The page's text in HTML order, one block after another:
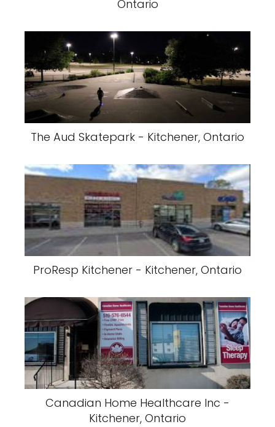
Ontario
The Aud Skatepark - Kitchener, Ontario
ProResp Kitchener - Kitchener, Ontario
Canadian Home Healthcare Inc -
Kitchener, Ontario